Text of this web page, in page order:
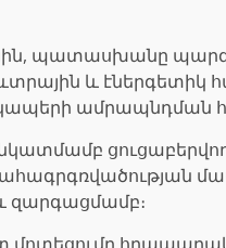
պատասխանը
և էներգետիկ
կապերի ամրապնդման
ցուցաբերվող
զարգացմամբ։